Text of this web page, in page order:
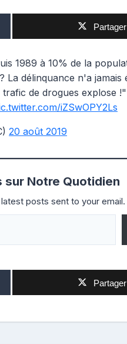
1989 à 10% de la
La délinquance n'a jamais
de drogues explose
iZSwOPY2Ls
20 août 2019
sur Notre Quotidien
posts sent to your email.